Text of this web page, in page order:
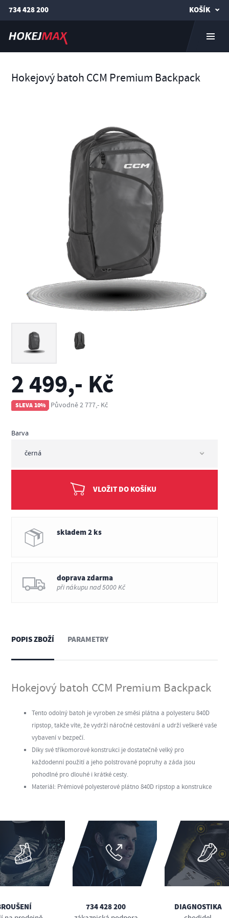
734 428 200 KOŠÍK
Hokejový batoh CCM Premium Backpack
2 499,- Kč
SLEVA 10% Původně 2 777,- Kč
Barva
VLOŽIT DO KOŠÍKU
skladem 2 ks
doprava zdarma
při nákupu nad 5000 Kč
POPIS ZBOŽÍ
Hokejový batoh CCM Premium Backpack
Tento odolný batoh je vyroben ze směsi plátna a polyesteru 840D
ripstop, takže víte, že vydrží náročné cestování a udrží veškeré vaše
vybavení v bezpečí.
Díky své tříkomorové konstrukci je dostatečně velký pro
každodenní použití a jeho polstrované popruhy a záda jsou
pohodlné pro dlouhé i krátké cesty.
Materiál: Prémiové polyesterové plátno 840D ripstop a konstrukce
PARAMETRY
734 428 200 DIAGNOSTIKA